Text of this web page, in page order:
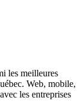
les meilleures
Web, mobile,
les entreprises